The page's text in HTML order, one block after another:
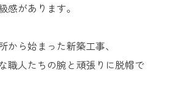
感があります。
から始まった新築工事、
職人たちの腕と頑張りに脱帽で